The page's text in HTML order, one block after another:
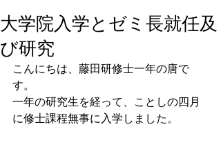
大学院入学とゼミ長就任及
び研究
こんにちは、藤田研修士一年の唐で
す。
一年の研究生を経って、ことしの四月
に修士課程無事に入学しました。